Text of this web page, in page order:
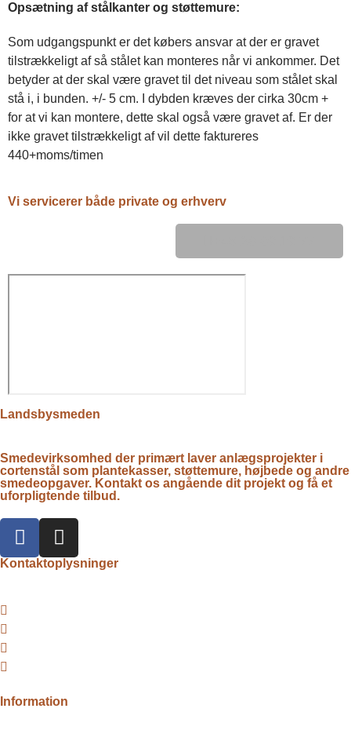
Opsætning af stålkanter og støttemure:
Som udgangspunkt er det købers ansvar at der er gravet
tilstrækkeligt af så stålet kan monteres når vi ankommer. Det
betyder at der skal være gravet til det niveau som stålet skal
stå i, i bunden. +/- 5 cm. I dybden kræves der cirka 30cm +
for at vi kan montere, dette skal også være gravet af. Er der
ikke gravet tilstrækkeligt af vil dette faktureres
440+moms/timen
Vi servicerer både private og erhverv
Landsbysmeden
Smedevirksomhed der primært laver anlægsprojekter i
cortenstål som plantekasser, støttemure, højbede og andre
smedeopgaver. Kontakt os angående dit projekt og få et
uforpligtende tilbud.
Kontaktoplysninger​
Information